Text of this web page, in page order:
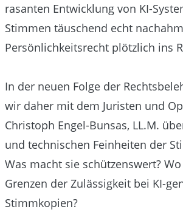
rasanten Entwicklung von KI-
Stimmen täuschend echt
Persönlichkeitsrecht plötzlich ins
In der neuen Folge der
wir daher mit dem Juristen und
Christoph Engel-Bunsas, LL.M.
und technischen Feinheiten der
Was macht sie schützenswert?
Grenzen der Zulässigkeit bei KI-
Stimmkopien?